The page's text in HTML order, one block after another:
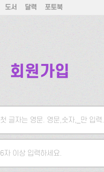
도서 달력 포토북
회원가입
첫 글자는 영문. 영문,숫자,_만 입력.
6자 이상 입력하세요.